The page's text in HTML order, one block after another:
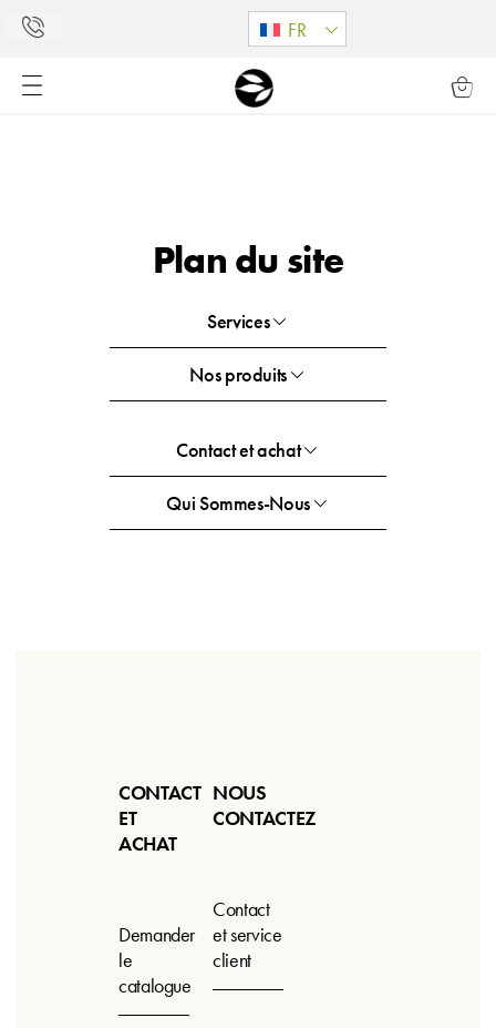
FR
Plan du site
Services
Nos produits
Contact et achat
Qui Sommes-Nous
CONTACT
ET
ACHAT
Demander
le
catalogue
NOUS
CONTACTEZ
Contact
et service
client